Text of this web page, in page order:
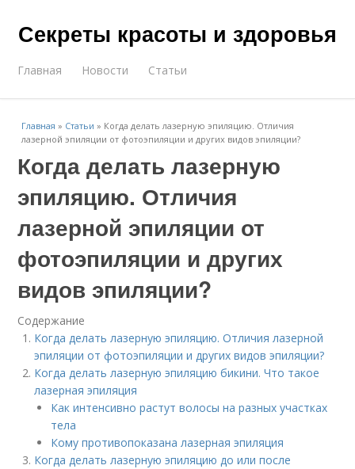
Секреты красоты и здоровья
Главная Новости Статьи
Главная » Статьи » Когда делать лазерную эпиляцию. Отличия
лазерной эпиляции от фотоэпиляции и других видов эпиляции?
Когда делать лазерную
эпиляцию. Отличия
лазерной эпиляции от
фотоэпиляции и других
видов эпиляции?
Содержание
Когда делать лазерную эпиляцию. Отличия лазерной
эпиляции от фотоэпиляции и других видов эпиляции?
Когда делать лазерную эпиляцию бикини. Что такое
лазерная эпиляция
Как интенсивно растут волосы на разных участках
тела
Кому противопоказана лазерная эпиляция
Когда делать лазерную эпиляцию до или после